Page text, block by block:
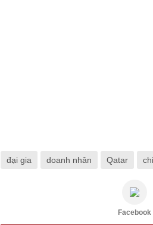
đại gia doanh nhân Qatar
Facebook